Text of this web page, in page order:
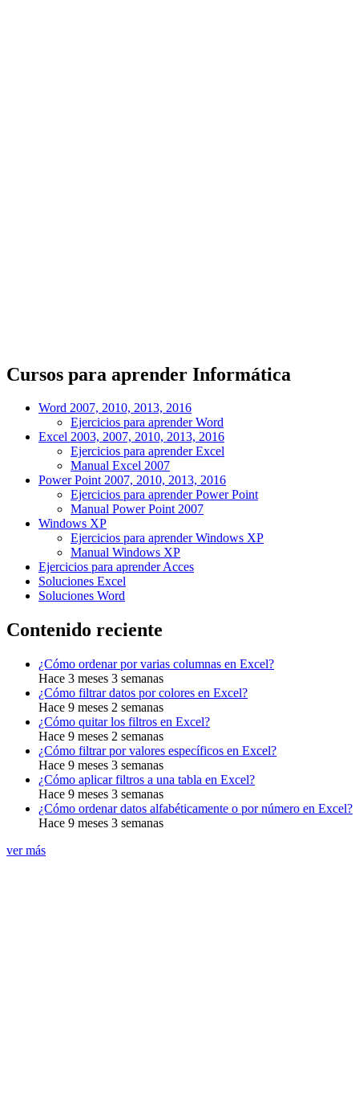
Cursos para aprender Informática
Word 2007, 2010, 2013, 2016
Ejercicios para aprender Word
Excel 2003, 2007, 2010, 2013, 2016
Ejercicios para aprender Excel
Manual Excel 2007
Power Point 2007, 2010, 2013, 2016
Ejercicios para aprender Power Point
Manual Power Point 2007
Windows XP
Ejercicios para aprender Windows XP
Manual Windows XP
Ejercicios para aprender Acces
Soluciones Excel
Soluciones Word
Contenido reciente
¿Cómo ordenar por varias columnas en Excel?
Hace 3 meses 3 semanas
¿Cómo filtrar datos por colores en Excel?
Hace 9 meses 2 semanas
¿Cómo quitar los filtros en Excel?
Hace 9 meses 2 semanas
¿Cómo filtrar por valores específicos en Excel?
Hace 9 meses 3 semanas
¿Cómo aplicar filtros a una tabla en Excel?
Hace 9 meses 3 semanas
¿Cómo ordenar datos alfabéticamente o por número en Excel?
Hace 9 meses 3 semanas
ver más